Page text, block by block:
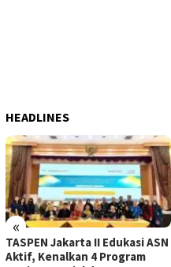
HEADLINES
«
TASPEN Jakarta II Edukasi ASN
Aktif, Kenalkan 4 Program